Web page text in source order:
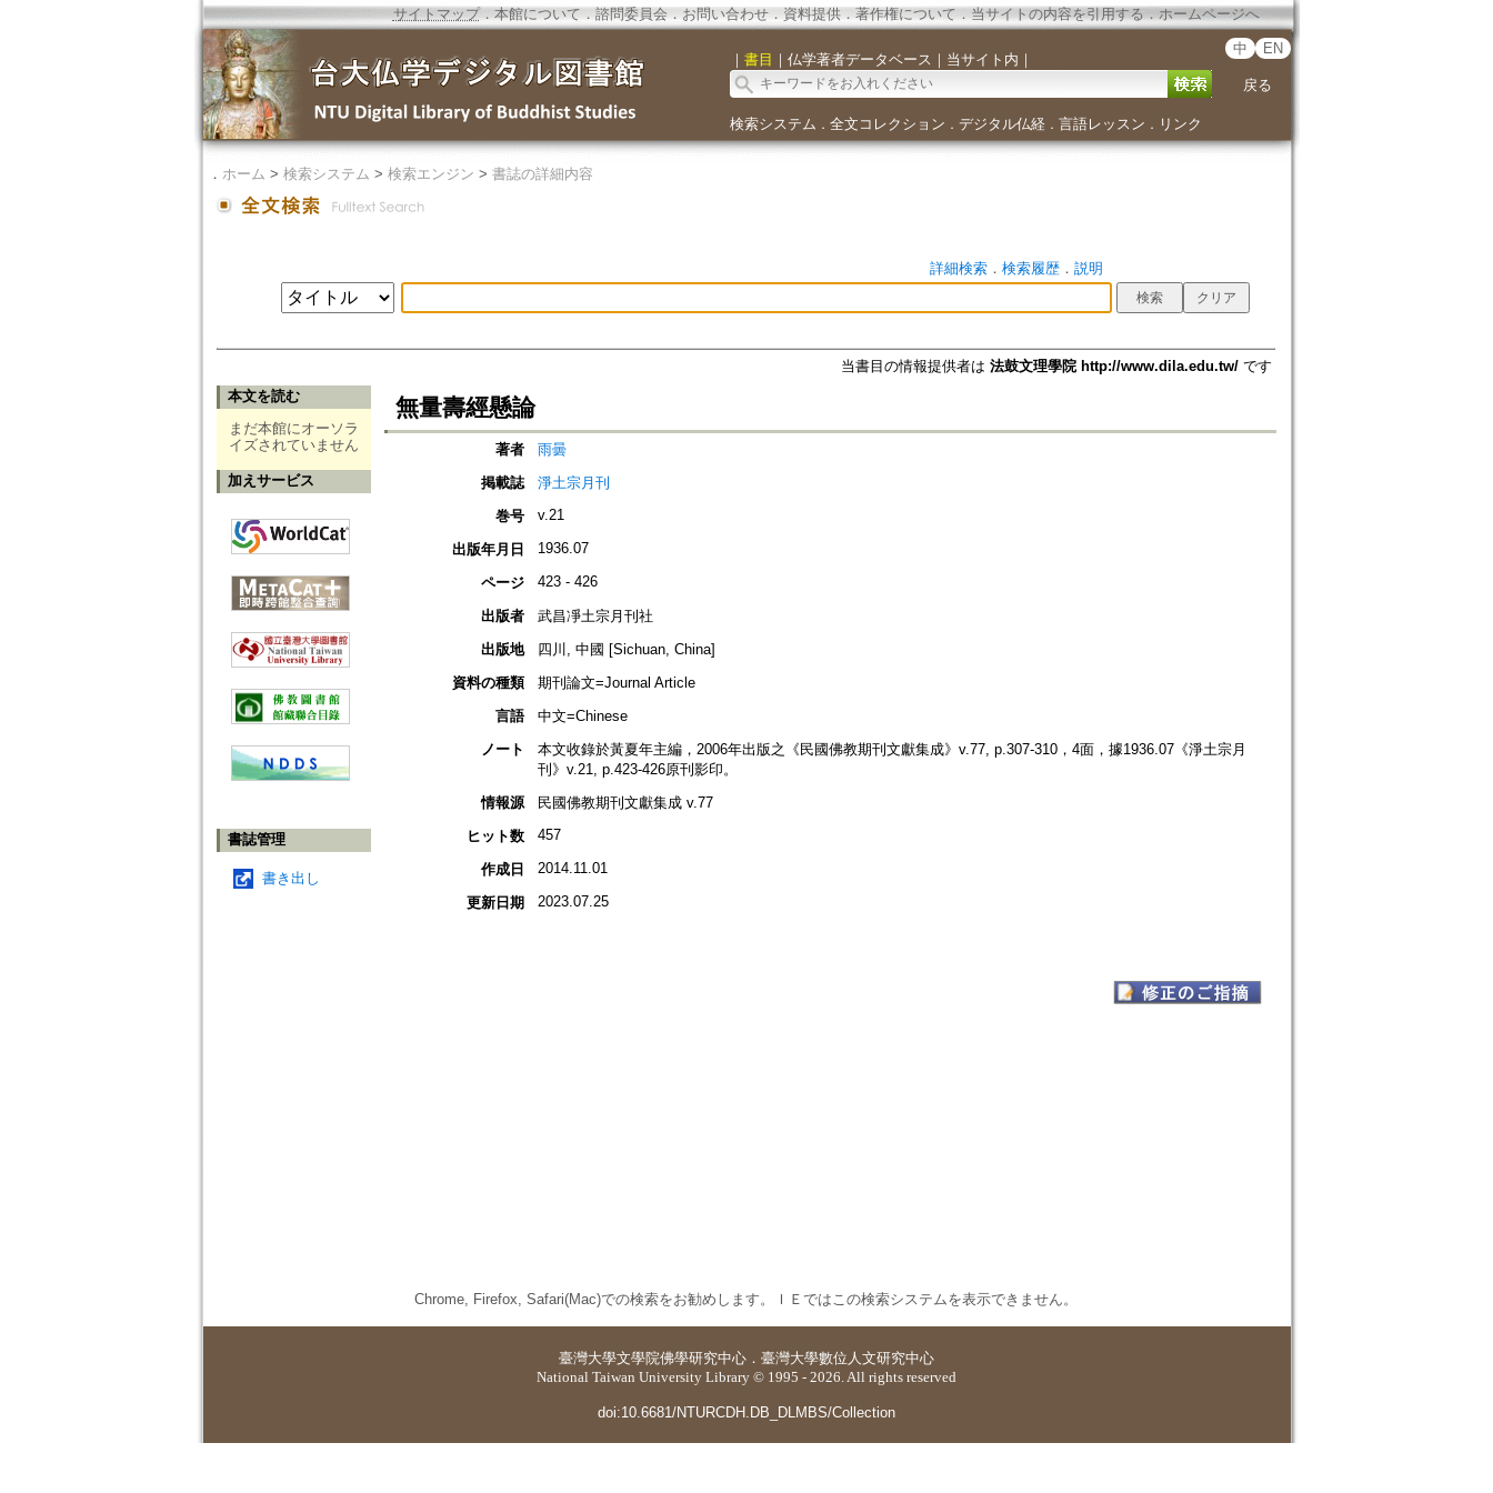
サイトマップ．本館について ． 諮問委員会． お問い合わせ． 資料提供． 著作権について．当サイトの内容を引用する ． ホームページへ
｜ 書目 ｜ 仏学著者データベース ｜ 当サイト内 ｜
中 EN
戻る
検索システム ． 全文コレクション ． デジタル仏経． 言語レッスン ． リンク
． ホーム > 検索システム > 検索エンジン > 書誌の詳細内容
詳細検索． 検索履歴． 説明
当書目の情報提供者は 法鼓文理學院 http://www.dila.edu.tw/です
本文を読む
まだ本館にオーソラ
イズされていません
加えサービス
書誌管理
書き出し
無量壽經懸論
著者
雨曇
掲載誌
淨土宗月刊
巻号
v.21
出版年月日 1936.07
ページ 423 - 426
出版者
武昌凈土宗月刊社
出版地
四川, 中國 [Sichuan, China]
資料の種類
期刊論文=Journal Article
言語
中文=Chinese
ノート
本文收錄於黃夏年主編，2006年出版之《民國佛教期刊文獻集成》v.77, p.307-310，4面，據1936.07《淨土宗月
刊》v.21, p.423-426原刊影印。
情報源
民國佛教期刊文獻集成 v.77
ヒット数
457
作成日 2014.11.01
更新日期 2023.07.25
Chrome, Firefox, Safari(Mac)での検索をお勧めします。ＩＥではこの検索システムを表示できません。
臺灣大學文學院佛學研究中心 ． 臺灣大學數位人文研究中心
National Taiwan University Library © 1995 - 2026. All rights reserved
doi:10.6681/NTURCDH.DB_DLMBS/Collection